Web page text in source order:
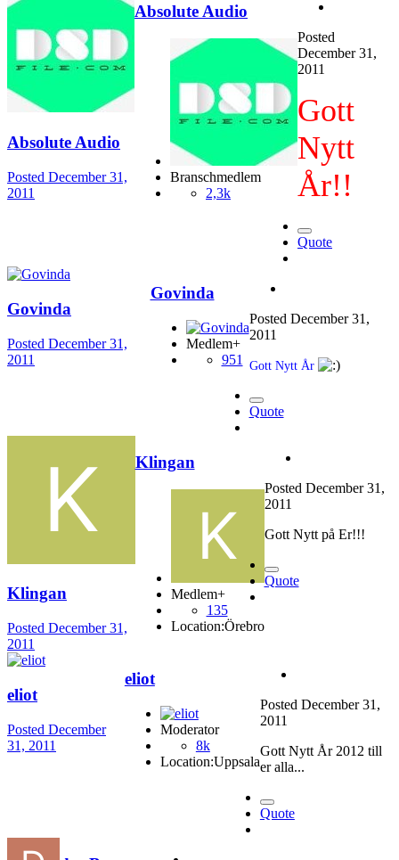
Absolute Audio
Posted December 31,
2011
Absolute Audio
Branschmedlem
2,3k
Posted
December 31,
2011
Gott
Nytt
År!!
Quote
Govinda
Posted December 31,
2011
Govinda
Medlem+
951
Posted December 31,
2011
Gott Nytt År
Quote
Klingan
Posted December 31,
2011
Klingan
Medlem+
135
Location:Örebro
Posted December 31,
2011
Gott Nytt på Er!!!
Quote
eliot
Posted December
31, 2011
eliot
Moderator
8k
Location:Uppsala
Posted December 31,
2011
Gott Nytt År 2012 till
er alla...
Quote